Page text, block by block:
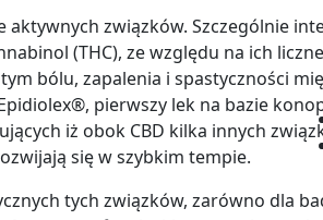
aktywnych związków. Szczególnie
(THC), ze względu na ich
bólu, zapalenia i spastyczności
pierwszy lek na bazie
iż obok CBD kilka innych
się w szybkim tempie.
tych związków, zarówno dla